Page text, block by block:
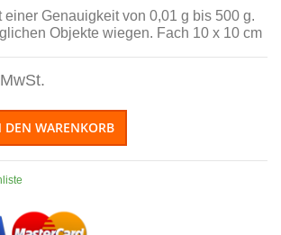
einer Genauigkeit von 0,01 g bis 500 g.
Objekte wiegen. Fach 10 x 10 cm
DEN WARENKORB